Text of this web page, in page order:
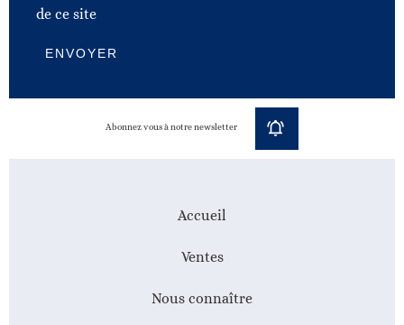
de ce site
ENVOYER
Abonnez vous à notre newsletter
Accueil
Ventes
Nous connaître